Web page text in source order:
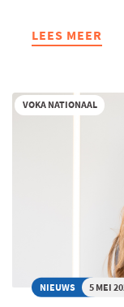
LEES MEER
ABOUT
START-
UP
VOKA NATIONAAL
NIEUWS 5 MEI